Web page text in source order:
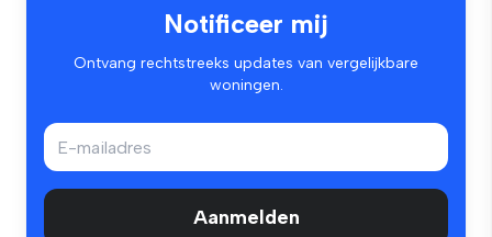
Notificeer mij
Ontvang rechtstreeks updates van vergelijkbare
woningen.
Aanmelden